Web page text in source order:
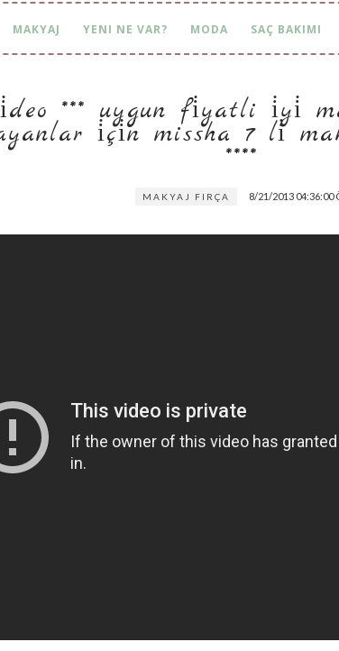
MAKYAJ YENI NE VAR? MODA SAÇ BAKIMI
*** uygun fi̇yatli i̇yi̇
i̇çi̇n missha 7 li̇ makyaj
MAKYAJ FIRÇA 8/21/2013 04:36:00